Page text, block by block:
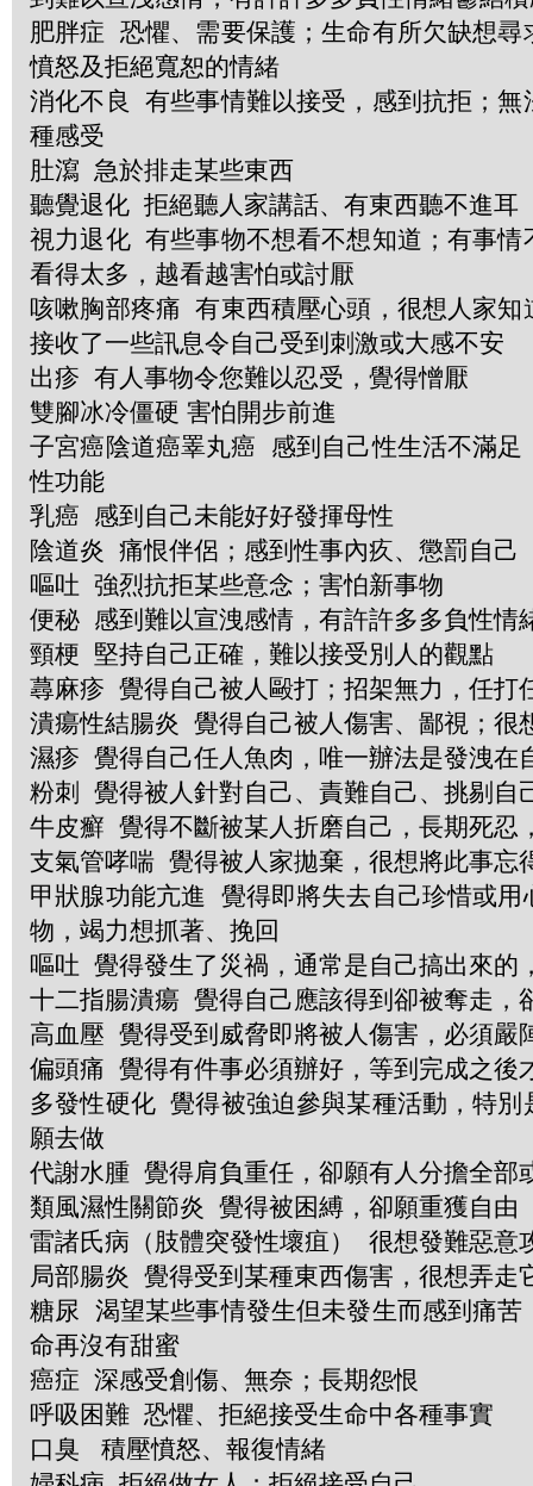
肥胖症 恐懼、需要保護；生命有所欠缺想尋
憤怒及拒絕寬恕的情緒
消化不良 有些事情難以接受，感到抗拒；無
種感受
肚瀉 急於排走某些東西
聽覺退化 拒絕聽人家講話、有東西聽不進耳
視力退化 有些事物不想看不想知道；有事情
看得太多，越看越害怕或討厭
咳嗽胸部疼痛 有東西積壓心頭，很想人家知
接收了一些訊息令自己受到刺激或大感不安
出疹 有人事物令您難以忍受，覺得憎厭
雙腳冰冷僵硬 害怕開步前進
子宮癌陰道癌睪丸癌 感到自己性生活不滿足
性功能
乳癌 感到自己未能好好發揮母性
陰道炎 痛恨伴侶；感到性事內疚、懲罰自己
嘔吐 強烈抗拒某些意念；害怕新事物
便秘 感到難以宣洩感情，有許許多多負性情
頸梗 堅持自己正確，難以接受別人的觀點
蕁麻疹 覺得自己被人毆打；招架無力，任打
潰瘍性結腸炎 覺得自己被人傷害、鄙視；很
濕疹 覺得自己任人魚肉，唯一辦法是發洩在
粉刺 覺得被人針對自己、責難自己、挑剔自
牛皮癬 覺得不斷被某人折磨自己，長期死忍
支氣管哮喘 覺得被人家拋棄，很想將此事忘
甲狀腺功能亢進 覺得即將失去自己珍惜或用
物，竭力想抓著、挽回
嘔吐 覺得發生了災禍，通常是自己搞出來的
十二指腸潰瘍 覺得自己應該得到卻被奪走，
高血壓 覺得受到威脅即將被人傷害，必須嚴
偏頭痛 覺得有件事必須辦好，等到完成之後
多發性硬化 覺得被強迫參與某種活動，特別
願去做
代謝水腫 覺得肩負重任，卻願有人分擔全部
類風濕性關節炎 覺得被困縛，卻願重獲自由
雷諸氏病（肢體突發性壞疽） 很想發難惡意
局部腸炎 覺得受到某種東西傷害，很想弄走
糖尿 渴望某些事情發生但未發生而感到痛苦
命再沒有甜蜜
癌症 深感受創傷、無奈；長期怨恨
呼吸困難 恐懼、拒絕接受生命中各種事實
口臭 積壓憤怒、報復情緒